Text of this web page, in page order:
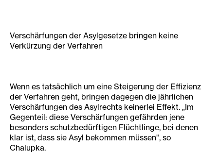
Verschärfungen der Asylgesetze bringen keine
Verkürzung der Verfahren
Wenn es tatsächlich um eine Steigerung der Effizienz
der Verfahren geht, bringen dagegen die jährlichen
Verschärfungen des Asylrechts keinerlei Effekt. „Im
Gegenteil: diese Verschärfungen gefährden jene
besonders schutzbedürftigen Flüchtlinge, bei denen
klar ist, dass sie Asyl bekommen müssen", so
Chalupka.